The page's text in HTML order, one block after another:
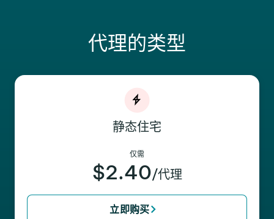
代理的类型
静态住宅
仅需
$2.40/代理
立即购买